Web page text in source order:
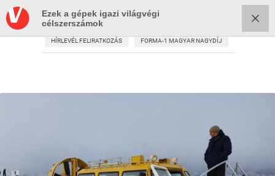
HÍRLEVÉL FELIRATKOZÁS FORMA-1 MAGYAR NAGYDÍJ
Ezek a gépek igazi világvégi
célszerszámok